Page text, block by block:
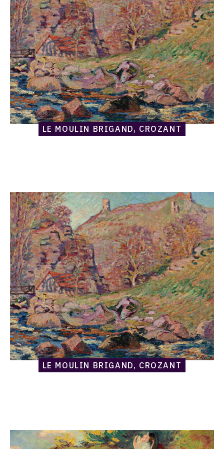
Brigand,
Crozant
LE MOULIN BRIGAND, CROZANT
raisonné,
Armand
Guillaumin,
Le
Moulin
Brigand,
Crozant
LE MOULIN BRIGAND, CROZANT
raisonné,
Armand